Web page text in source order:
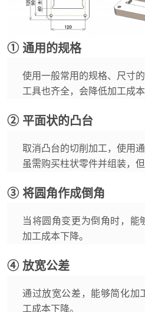
① 通用的规格
使用一般常用的规格、尺寸的
工具也齐全，会降低加工成本
② 平面状的凸台
取消凸台的切削加工，使用通
虽需购买柱状零件并组装，
③ 将圆角作成倒角
当将圆角变更为倒角时，能
加工成本下降。
④ 放宽公差
通过放宽公差，能够简化加
工成本下降。